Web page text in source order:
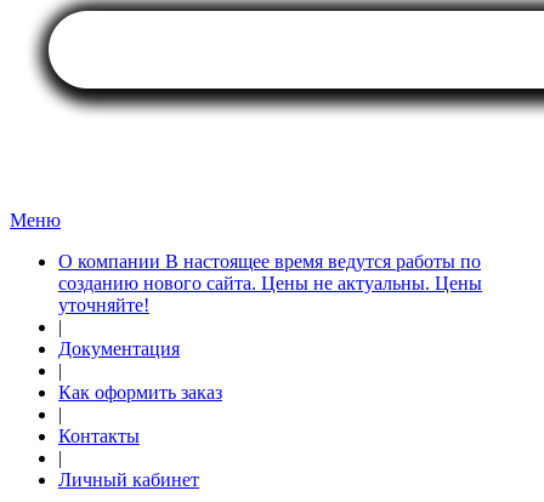
Меню
О компании В настоящее время ведутся работы по
созданию нового сайта. Цены не актуальны. Цены
уточняйте!
|
Документация
|
Как оформить заказ
|
Контакты
|
Личный кабинет